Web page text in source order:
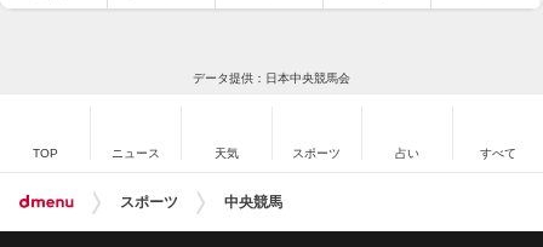
データ提供：日本中央競馬会
TOP ニュース 天気 スポーツ 占い すべて
スポーツ 中央競馬